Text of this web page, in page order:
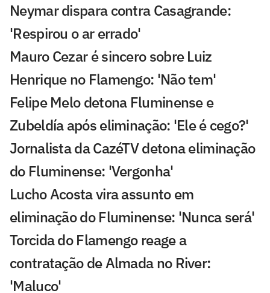
Neymar dispara contra Casagrande:
'Respirou o ar errado'
Mauro Cezar é sincero sobre Luiz
Henrique no Flamengo: 'Não tem'
Felipe Melo detona Fluminense e
Zubeldía após eliminação: 'Ele é cego?'
Jornalista da CazéTV detona eliminação
do Fluminense: 'Vergonha'
Lucho Acosta vira assunto em
eliminação do Fluminense: 'Nunca será'
Torcida do Flamengo reage a
contratação de Almada no River:
'Maluco'